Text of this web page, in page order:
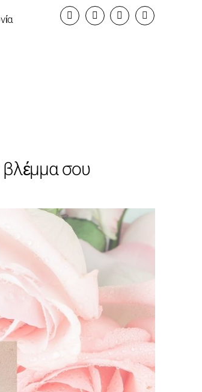
βλέμμα σου